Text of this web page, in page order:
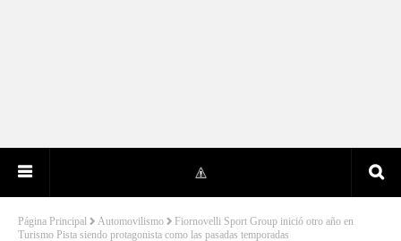
Página Principal Automovilismo
Fiornovelli Sport Group inició otro año en
Turismo Pista siendo protagonista como las pasadas temporadas